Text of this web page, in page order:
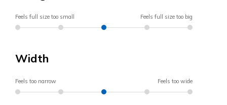
Feels full size too small Feels full size too big
Width
Feels too narrow Feels too wide